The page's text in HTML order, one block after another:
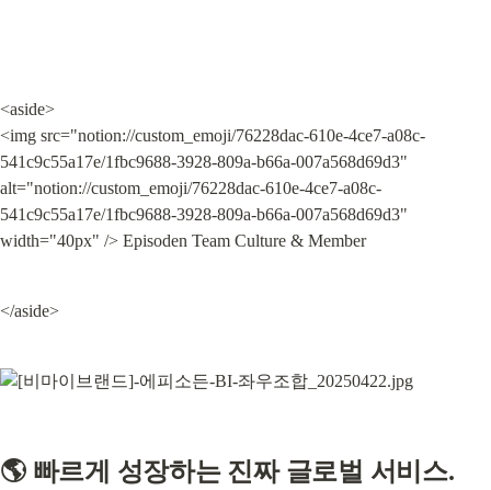
<aside>
<img src="notion://custom_emoji/76228dac-610e-4ce7-a08c-
541c9c55a17e/1fbc9688-3928-809a-b66a-007a568d69d3"
alt="notion://custom_emoji/76228dac-610e-4ce7-a08c-
541c9c55a17e/1fbc9688-3928-809a-b66a-007a568d69d3"
width="40px" /> Episoden Team Culture & Member
</aside>
🌎 빠르게 성장하는 진짜 글로벌 서비스.